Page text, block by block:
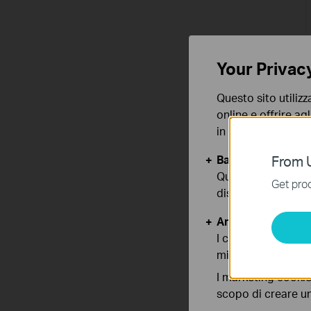
From
Get
Your
Questo sito
online e offrire
in qualunque
Basic Cookies
Questi cookies
disattivati nel tuo
Analytics e
I cookies analitici
migliorarne le
I marketing
scopo di creare